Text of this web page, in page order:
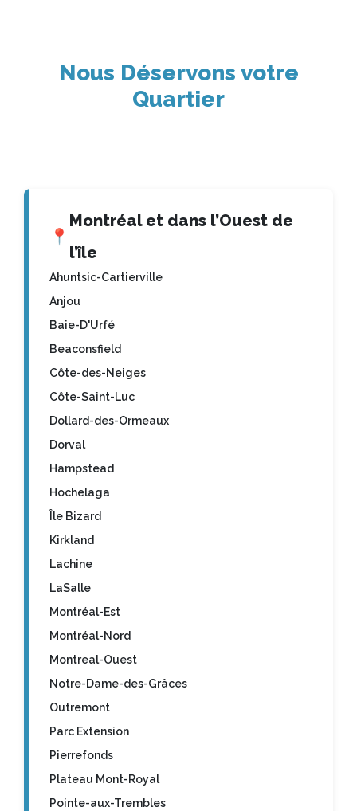
Nous Déservons votre
Quartier
📍
Montréal et dans l’Ouest de
l’île
Ahuntsic-Cartierville
Anjou
Baie-D'Urfé
Beaconsfield
Côte-des-Neiges
Côte-Saint-Luc
Dollard-des-Ormeaux
Dorval
Hampstead
Hochelaga
Île Bizard
Kirkland
Lachine
LaSalle
Montréal-Est
Montréal-Nord
Montreal-Ouest
Notre-Dame-des-Grâces
Outremont
Parc Extension
Pierrefonds
Plateau Mont-Royal
Pointe-aux-Trembles